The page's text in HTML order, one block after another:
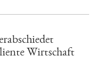
Wirtschaft